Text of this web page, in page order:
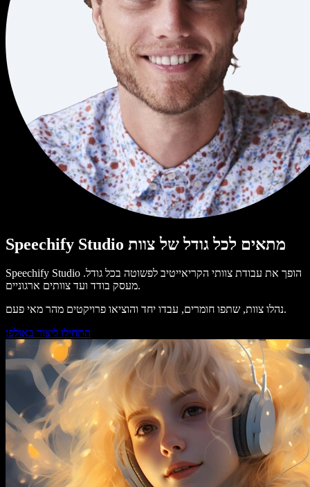
Speechify Studio מתאים לכל גודל של צוות
Speechify Studio הופך את עבודת צוותי הקריאייטיב לפשוטה בכל גודל.
מעסק בודד ועד צוותים ארגוניים.
נהלו צוות, שתפו חומרים, עבדו יחד והוציאו פרויקטים מהר מאי פעם.
התחילו ליצור באולפן